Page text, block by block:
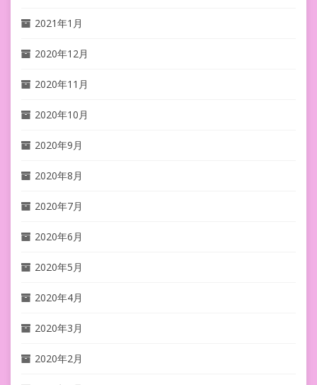
2021年1月
2020年12月
2020年11月
2020年10月
2020年9月
2020年8月
2020年7月
2020年6月
2020年5月
2020年4月
2020年3月
2020年2月